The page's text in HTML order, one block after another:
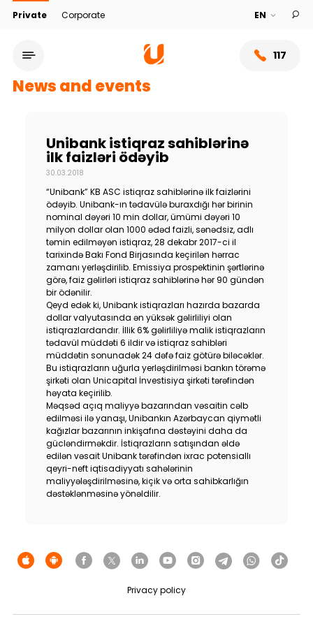
Private Corporate
117
Service network
About bank
Sustainability
Cashback
Human Resources
Contact us
News and events
Unibank istiqraz sahiblərinə
ilk faizləri ödəyib
30.03.2018
“Unibank” KB ASC istiqraz sahiblərinə ilk faizlərini
ödəyib. Unibank-ın tədavülə buraxdığı hər birinin
nominal dəyəri 10 min dollar, ümümi dəyəri 10
milyon dollar olan 1000 ədəd faizli, sənədsiz, adlı
təmin edilməyən istiqraz, 28 dekabr 2017-ci il
tarixində Bakı Fond Birjasında keçirilən hərrac
zamanı yerləşdirilib. Emissiya prospektinin şərtlərinə
görə, faiz gəlirləri istiqraz sahiblərinə hər 90 gündən
bir ödənilir.
Qeyd edək ki, Unibank istiqrazları hazırda bazarda
dollar valyutasında ən yüksək gəlirliliyi olan
istiqrazlardandır. İllik 6% gəlirliliyə malik istiqrazların
tədavül müddəti 6 ildir və istiqraz sahibləri
müddətin sonunadək 24 dəfə faiz götürə biləcəklər.
Bu istiqrazların uğurla yerləşdirilməsi bankın törəmə
şirkəti olan Unicapital İnvestisiya şirkəti tərəfindən
həyata keçirilib.
Məqsəd açıq maliyyə bazarından vəsaitin cəlb
edilməsi ilə yanaşı, Unibankın Azərbaycan qiymətli
kağızlar bazarının inkişafına dəstəyini daha da
gücləndirməkdir. İstiqrazların satışından əldə
edilən vəsait Unibank tərəfindən ixrac potensiallı
qeyri-neft iqtisadiyyatı sahələrinin
maliyyələşdirilməsinə, kiçik və orta sahibkarlığın
dəstəklənməsinə yönəldilir.
Privacy policy